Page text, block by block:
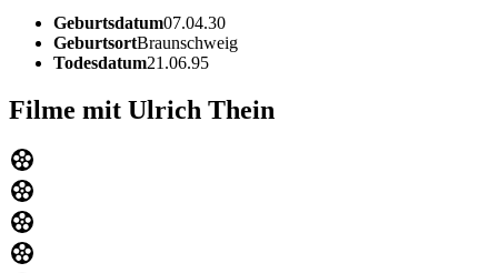
Geburtsdatum07.04.30
GeburtsortBraunschweig
Todesdatum21.06.95
Filme mit Ulrich Thein